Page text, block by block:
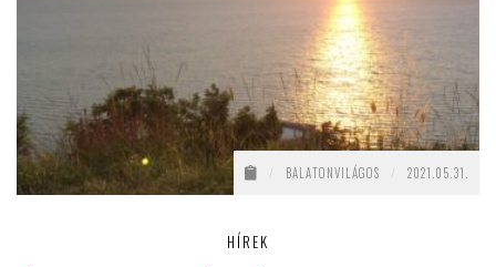
BALATONVILÁGOS 2021.05.31.
HÍREK